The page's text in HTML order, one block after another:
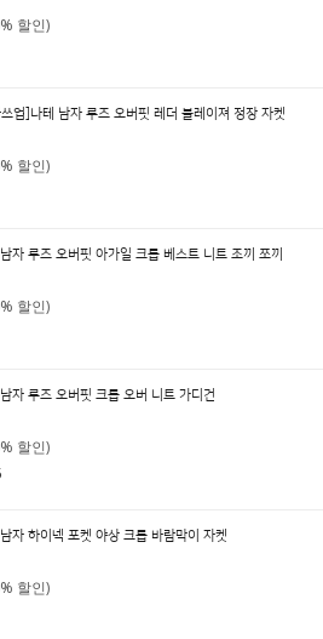
할인)
업]나테 남자 루즈 오버핏 레더 블레이져 정장 자켓
할인)
자 루즈 오버핏 아가일 크롭 베스트 니트 조끼 쪼끼
할인)
자 루즈 오버핏 크롭 오버 니트 가디건
할인)
자 하이넥 포켓 야상 크롭 바람막이 자켓
할인)